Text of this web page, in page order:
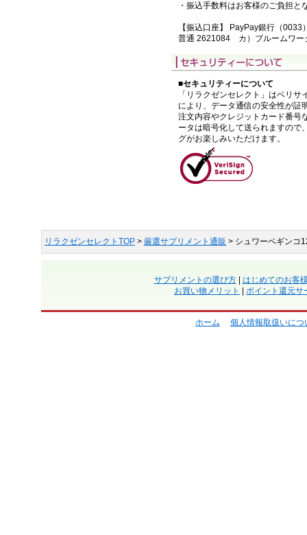
・振込手数料はお客様のご負担と
【振込口座】 PayPay銀行（0033
普通 2621084 カ）ブルームワー
■セキュリティーについて
「リラクゼンセレクト」はベリサ
により、データ通信の安全性が証
注文内容やクレジットカード番号
ータは暗号化して送られますので
グがお楽しみいただけます。
リラクゼンセレクトTOP > 厳選サプリメント通販 > シュワーベギンコ
サプリメントの選び方| はじめてのお客
お買い物メリット
ポイント還元サ
ホーム 個人情報取扱いにつ